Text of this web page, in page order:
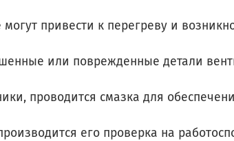
привести к перегреву и
или поврежденные детали
проводится смазка для
его проверка на